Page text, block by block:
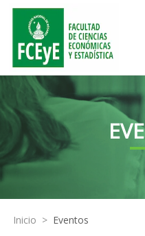
Inicio > Eventos